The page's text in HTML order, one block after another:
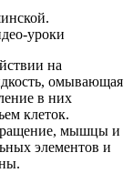
на
омывающая
в них
клеток.
мышцы и
элементов и